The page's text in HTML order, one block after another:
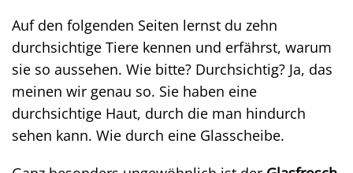
Auf den folgenden Seiten lernst du zehn
durchsichtige Tiere kennen und erfährst, warum
sie so aussehen. Wie bitte? Durchsichtig? Ja, das
meinen wir genau so. Sie haben eine
durchsichtige Haut, durch die man hindurch
sehen kann. Wie durch eine Glasscheibe.